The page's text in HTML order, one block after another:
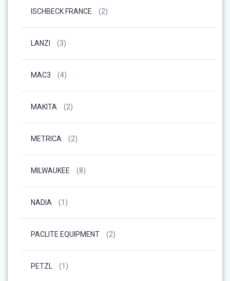
ISCHBECK FRANCE (2)
LANZI (3)
MAC3 (4)
MAKITA (2)
METRICA (2)
MILWAUKEE (8)
NADIA (1)
PACLITE EQUIPMENT (2)
PETZL (1)